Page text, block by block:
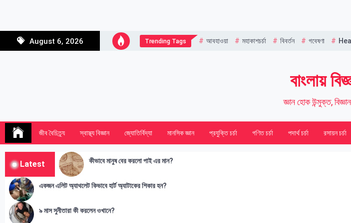
August 6, 2026
Trending Tags আবহাওয়া মহাকাশচর্চা বিবর্তন গবেষণা
বাংলায়
জ্ঞান হোক উন্মুক্ত,
জীব বৈচিত্র্য স্বাস্থ্য বিজ্ঞান জ্যোতির্বিদ্যা মানসিক জ্ঞান প্রযুক্তি চর্চা গণিত চর্চা পদার্থ চর্চা রসায়ন চর্চা
Latest কীভাবে মানুষ বের করলো পাই এর মান?
একজন এলিট অ্যাথলেট কিভাবে হার্ট অ্যাটাকের শিকার হন?
৯ মাস সুনীতারা কী করলেন ওখানে?